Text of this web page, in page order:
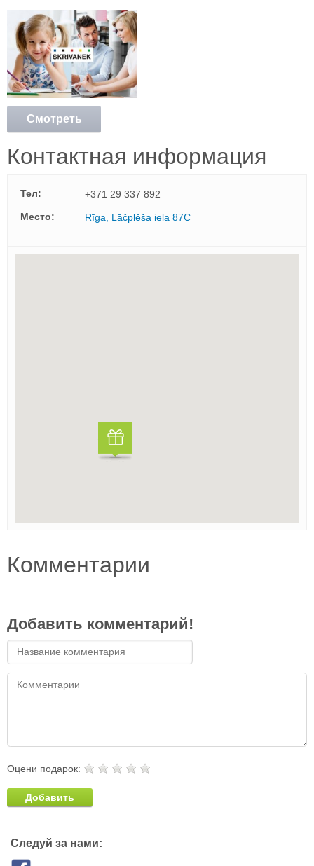
Смотреть
Контактная информация
Тел:
+371 29 337 892
Mесто:
Rīga, Lāčplēša iela 87C
Комментарии
Добавить комментарий!
Оцени подарок:
Добавить
Следуй за нами: